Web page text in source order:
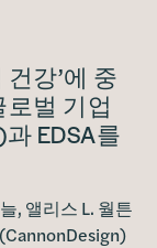
강’에 중
벌 기업
EDSA를
, 앨리스 L. 월튼